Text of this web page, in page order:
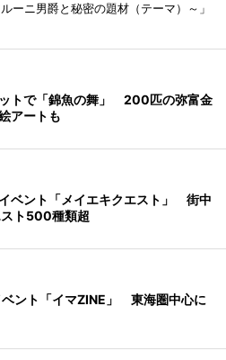
ーニ男爵と秘密の題材（テーマ）～」
トで「錦魚の舞」 200匹の弥富金
アートも
ベント「メイエキクエスト」 街中
ト500種類超
ント「イマZINE」 東海圏中心に